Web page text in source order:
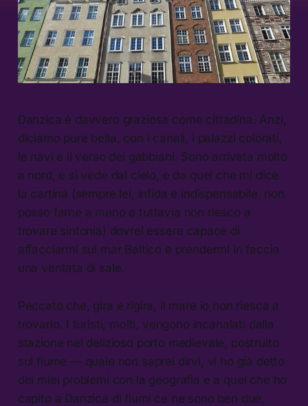
Danzica è davvero graziosa come cittadina. Anzi,
diciamo pure bella, con i canali, i palazzi colorati,
le navi e il verso dei gabbiani. Sono arrivata molto
a nord, e si vede dal cielo, e da quel che mi dice
la cartina (sempre lei, infida e indispensabile, non
posso farne a meno e tuttavia non riesco a
trovare sintonia) dovrei essere capace di
affacciarmi sul mar Baltico e prendermi in faccia
una ventata di sale.
Peccato che, gira e rigira, il mare io non riesca a
trovarlo. I turisti, molti, vengono incanalati dalla
stazione nel delizioso porto medievale, costruito
sul fiume — quale non saprei dirvi, vi ho già detto
dei miei problemi con la geografia e a quel che ho
capito a Danzica di fiumi ce ne sono ben due,